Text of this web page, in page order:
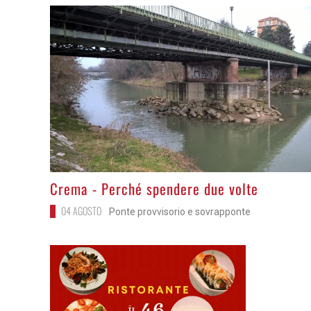
>
Crema - Perché spendere due volte
04 AGOSTO Ponte provvisorio e sovrapponte